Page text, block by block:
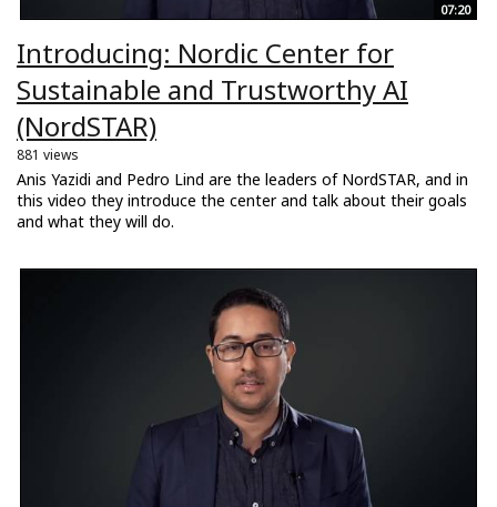
07:20
Introducing: Nordic Center for
Sustainable and Trustworthy AI
(NordSTAR)
881 views
Anis Yazidi and Pedro Lind are the leaders of NordSTAR, and in
this video they introduce the center and talk about their goals
and what they will do.